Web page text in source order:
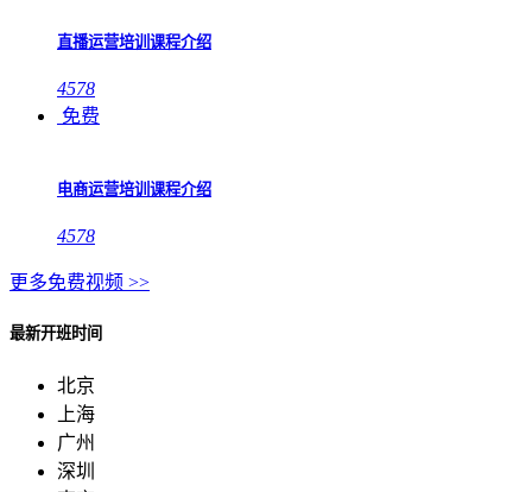
直播运营培训课程介绍
4578
免费
电商运营培训课程介绍
4578
更多免费视频 >>
最新开班时间
北京
上海
广州
深圳